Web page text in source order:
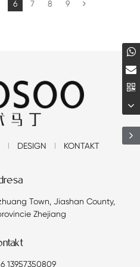
6 7 8 9
DESIGN KONTAKT
Town, Jiashan County,
Zhejiang
13957350809